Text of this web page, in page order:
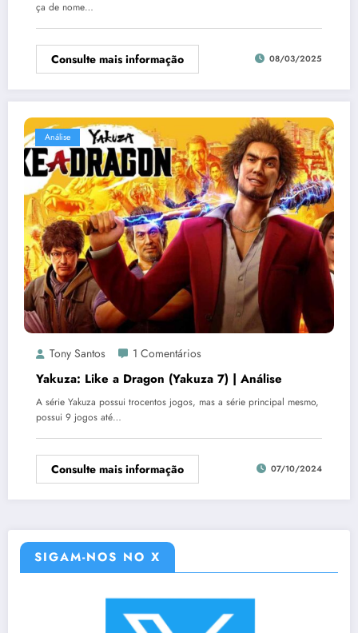
ça de nome…
Consulte mais informação 08/03/2025
Análise
Tony Santos 1 Comentários
Yakuza: Like a Dragon (Yakuza 7) | Análise
A série Yakuza possui trocentos jogos, mas a série principal mesmo,
possui 9 jogos até…
Consulte mais informação 07/10/2024
SIGAM-NOS NO X